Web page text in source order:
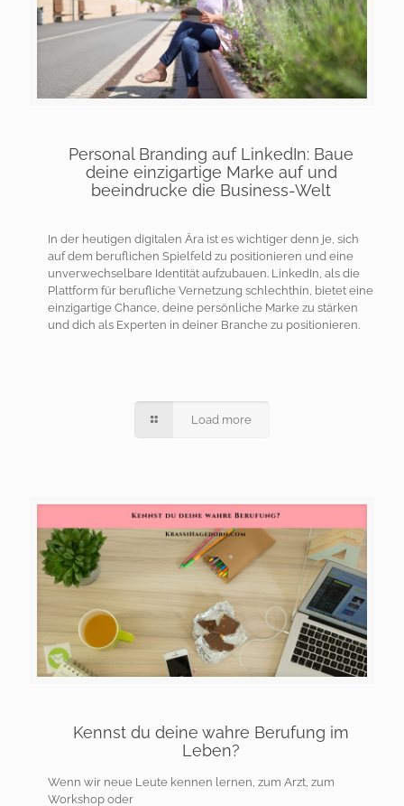
Personal Branding auf LinkedIn: Baue
deine einzigartige Marke auf und
beeindrucke die Business-Welt
In der heutigen digitalen Ära ist es wichtiger denn je, sich
auf dem beruflichen Spielfeld zu positionieren und eine
unverwechselbare Identität aufzubauen. LinkedIn, als die
Plattform für berufliche Vernetzung schlechthin, bietet eine
einzigartige Chance, deine persönliche Marke zu stärken
und dich als Experten in deiner Branche zu positionieren.
Load more
Kennst du deine wahre Berufung im
Leben?
Wenn wir neue Leute kennen lernen, zum Arzt, zum
Workshop oder